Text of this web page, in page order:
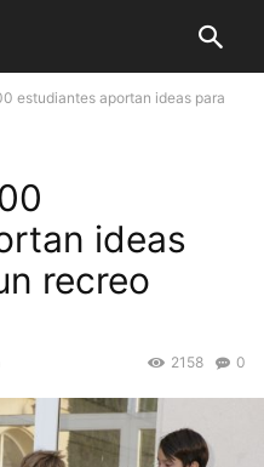
estudiantes aportan ideas para
ideas
recreo
0
2158